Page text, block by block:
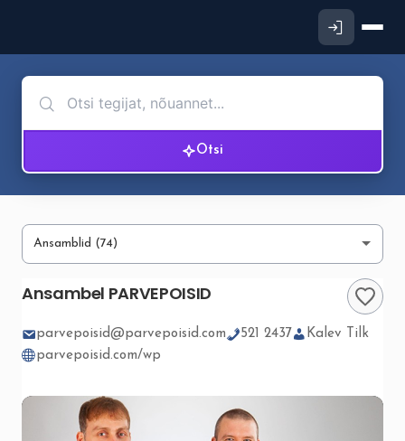
Otsi
Ansambel PARVEPOISID
parvepoisid@parvepoisid.com 521 2437
Kalev Tilk
parvepoisid.com/wp